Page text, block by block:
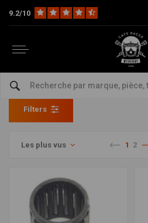
9.2/10
Honda
Home Vélomoteur Pièces de moteur
Filters
Les plus vus 1 2